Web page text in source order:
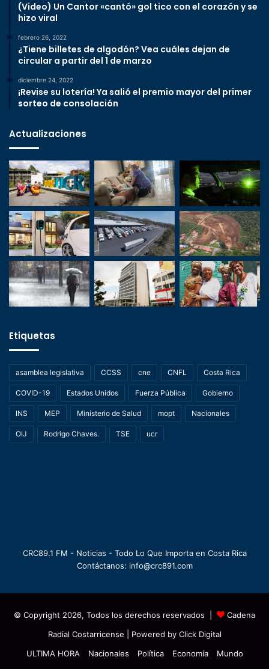
(Video) Un Cantor «cantó» gol tico con el corazón y se
hizo viral
febrero 26, 2022
¿Tiene billetes de algodón? Vea cuáles dejan de
circular a partir del 1 de marzo
diciembre 24, 2022
¡Revise su lotería! Ya salió el premio mayor del primer
sorteo de consolación
Actualizaciones
Etiquetas
asamblea legislativa CCSS cne CNFL Costa Rica
COVID-19 Estados Unidos Fuerza Pública Gobierno
INS MEP Ministerio de Salud mopt Nacionales
OIJ Rodrigo Chaves. TSE ucr
CRC89.1 FM - Noticias - Todo Lo Que Importa en Costa Rica
Contáctanos: info@crc891.com
© Copyright 2026, Todos los derechos reservados |
Cadena
Radial Costarricense | Powered by Click Digital
ULTIMA HORA
Nacionales Política Economía
Mundo